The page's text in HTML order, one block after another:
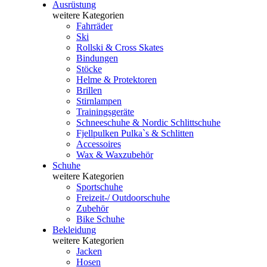
Ausrüstung
weitere Kategorien
Fahrräder
Ski
Rollski & Cross Skates
Bindungen
Stöcke
Helme & Protektoren
Brillen
Stirnlampen
Trainingsgeräte
Schneeschuhe & Nordic Schlittschuhe
Fjellpulken Pulka`s & Schlitten
Accessoires
Wax & Waxzubehör
Schuhe
weitere Kategorien
Sportschuhe
Freizeit-/ Outdoorschuhe
Zubehör
Bike Schuhe
Bekleidung
weitere Kategorien
Jacken
Hosen